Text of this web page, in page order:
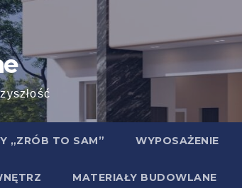
„ZRÓB TO SAM” WYPOSAŻENIE
MATERIAŁY BUDOWLANE